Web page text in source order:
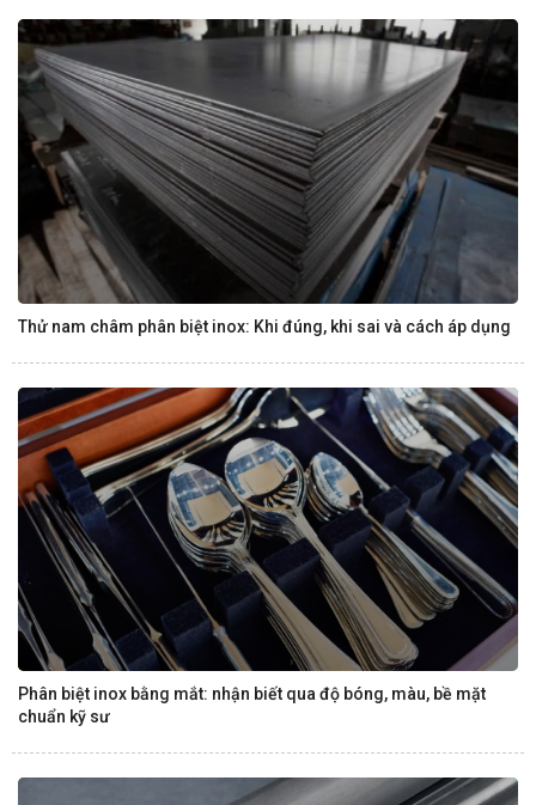
Thử nam châm phân biệt inox: Khi đúng, khi sai và cách áp dụng
Phân biệt inox bằng mắt: nhận biết qua độ bóng, màu, bề mặt
chuẩn kỹ sư